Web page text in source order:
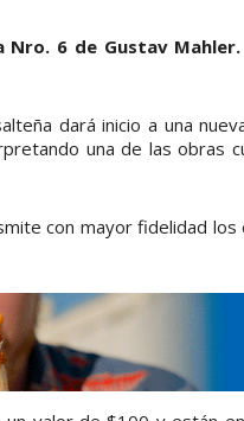
6 de Gustav
dará inicio a una
una de las obras
con mayor fidelidad